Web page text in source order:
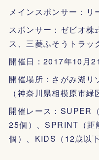
メインスポンサー：リ
スポンサー：ゼビオ株
ス、三菱ふそうトラッ
開催日：2017年10月
開催場所：さがみ湖リ
（神奈川県相模原市緑
開催レース：SUPER
25個）、SPRINT（距
個）、KIDS（12歳以下